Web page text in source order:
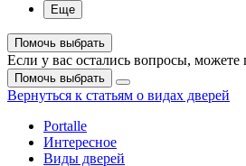
Еще
Помочь выбрать
Если у вас остались вопросы, можете
Помочь выбрать
Вернуться к статьям о видах дверей
Portalle
Интересное
Виды дверей